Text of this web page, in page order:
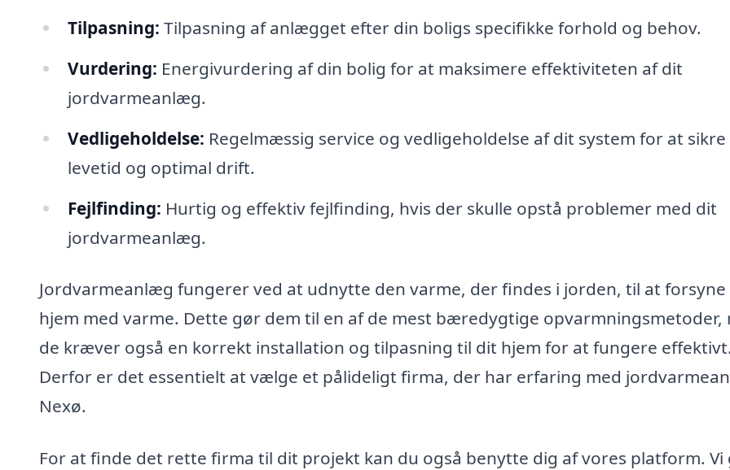
Tilpasning: Tilpasning af anlægget efter din boligs specifikke forhold og behov.
Vurdering: Energivurdering af din bolig for at maksimere effektiviteten af dit
jordvarmeanlæg.
Vedligeholdelse: Regelmæssig service og vedligeholdelse af dit system for at
levetid og optimal drift.
Fejlfinding: Hurtig og effektiv fejlfinding, hvis der skulle opstå problemer med dit
jordvarmeanlæg.
Jordvarmeanlæg fungerer ved at udnytte den varme, der findes i jorden, til at
hjem med varme. Dette gør dem til en af de mest bæredygtige opvarmningsmetoder,
de kræver også en korrekt installation og tilpasning til dit hjem for at fungere
Derfor er det essentielt at vælge et pålideligt firma, der har erfaring med
Nexø.
For at finde det rette firma til dit projekt kan du også benytte dig af vores platform. Vi